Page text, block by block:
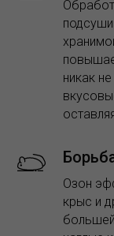
никак
Озон
крыс и